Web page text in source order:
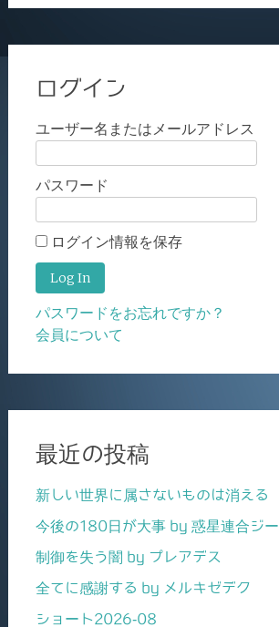
ログイン
ユーザー名またはメールアドレス
パスワード
ログイン情報を保存
パスワードをお忘れですか？
会員について
最近の投稿
新しい世界に属さないものは消える
今後の180日が大事 by 惑星連合ジー
制御を失う闇 by プレアデス
全てに感謝する by メルキゼデク
ショート2026-08